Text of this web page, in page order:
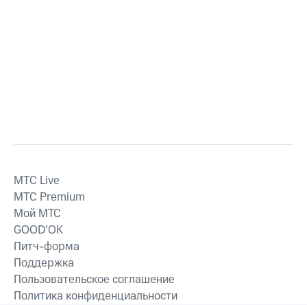
MTС Live
MTС Premium
Мой МТС
GOOD’OK
Питч-форма
Поддержка
Пользовательское соглашение
Политика конфиденциальности